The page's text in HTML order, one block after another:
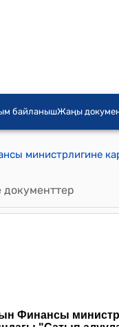
байланышЖаңы